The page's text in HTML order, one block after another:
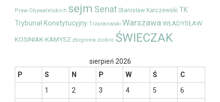
Praw Obywatelskich sejm Senat Stanisław Karczewski TK
Trybunał Konstytucyjny Trzaskowski Warszawa WŁADYSŁAW
KOSINIAK-KAMYSZ zbigniew ziobro ŚWIECZAK
sierpień 2026
P
S N P W Ś
C
1
2 3 4 5 6